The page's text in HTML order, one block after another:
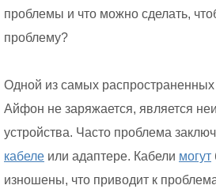
проблемы и что можно сделать,
проблему?
Одной из самых
Айфон не заряжается, является
устройства. Часто проблема
кабеле или адаптере. Кабели могут
изношены, что приводит к